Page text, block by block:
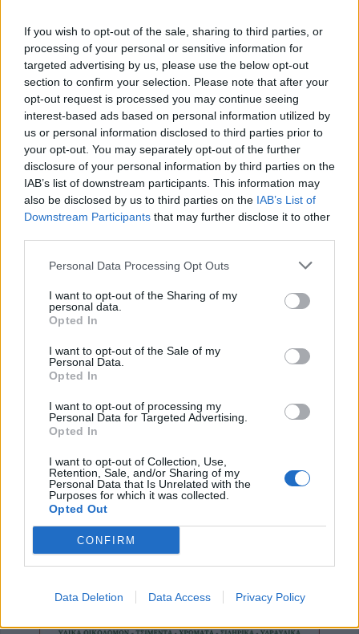
If you wish to opt-out of the sale, sharing to third parties, or
processing of your personal or sensitive information for
targeted advertising by us, please use the below opt-out
section to confirm your selection. Please note that after your
opt-out request is processed you may continue seeing
interest-based ads based on personal information utilized by
us or personal information disclosed to third parties prior to
your opt-out. You may separately opt-out of the further
disclosure of your personal information by third parties on the
IAB’s list of downstream participants. This information may
also be disclosed by us to third parties on the IAB’s List of
Downstream Participants that may further disclose it to other
Personal Data Processing Opt Outs
I want to opt-out of the Sharing of my
personal data.
Opted In
I want to opt-out of the Sale of my
Personal Data.
Opted In
I want to opt-out of processing my
Personal Data for Targeted Advertising.
Opted In
I want to opt-out of Collection, Use,
Retention, Sale, and/or Sharing of my
Personal Data that Is Unrelated with the
Purposes for which it was collected.
Opted Out
CONFIRM
Data Deletion Data Access Privacy Policy
ΤΕΛΕΥΤΑΙΑ ΝΕΑ
Υψηλός κίνδυνος πυρκαγιάς την Κυριακή
(9/8) σε μεγάλο τμήμα του ν. Καρδίτσας και
της υπόλοιπης Θεσσαλίας
8 Αυγούστου 2026, 22:58
Ανασύρθηκε χωρίς τις αισθήσεις του
ηλικιωμένος από πηγάδι σε οικισμό της
Αλεξανδρούπολης
8 Αυγούστου 2026, 21:54
Χ. Παπαδημήτριου (Πρόεδρος ΔΕΥΑΚ): Στην
παρούσα φάση δεν θα υπάρξουν αυξήσεις
στους λογαριασμούς των καταναλωτών
8 Αυγούστου 2026, 21:15
Σίσκος Α. Βασίλειος: "Οι ηλίθιοι"
Πάρος: Νεκρό 4χρονο παιδί σε πισίνα beach
bar
8 Αυγούστου 2026, 19:35
Υπεγράφη η σύμβαση για την «Αναβάθμιση
υποδομών κεντρικής δομής του Μουσείου
Πόλης»
8 Αυγούστου 2026, 19:33
Την Κυριακή 9 Αυγούστου η κηδεία του
Κωνσταντίνου Βογιατζή